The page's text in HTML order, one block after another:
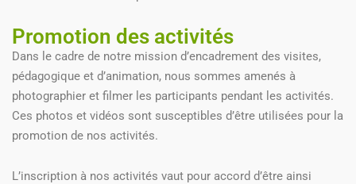
Promotion des activités
Dans le cadre de notre mission d’encadrement des visites,
pédagogique et d’animation, nous sommes amenés à
photographier et filmer les participants pendant les activités.
Ces photos et vidéos sont susceptibles d’être utilisées pour la
promotion de nos activités.
L’inscription à nos activités vaut pour accord d’être ainsi